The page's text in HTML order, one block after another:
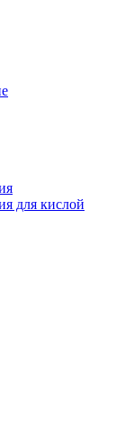
для кислой